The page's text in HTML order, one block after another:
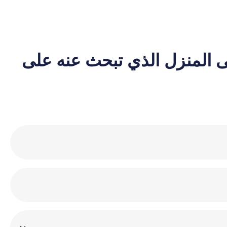
المنزل الذي تبحث عنه على